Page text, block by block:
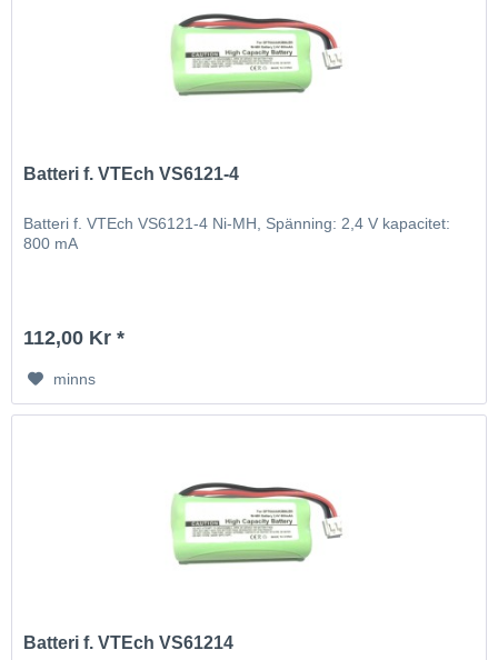
Batteri f. VTEch VS6121-4
Batteri f. VTEch VS6121-4 Ni-MH, Spänning: 2,4 V kapacitet:
800 mA
112,00 Kr *
minns
Batteri f. VTEch VS61214